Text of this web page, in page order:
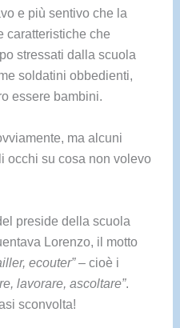
e più sentivo che la
caratteristiche che
stressati dalla scuola
soldatini obbedienti,
essere bambini.
ma alcuni
occhi su cosa non volevo
preside della scuola
Lorenzo, il motto
ecouter”– cioè i
lavorare, ascoltare”.
sconvolta!